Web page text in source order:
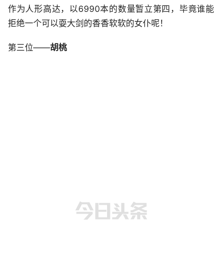
作为人形高达，以6990本的数量暂立第四，毕竟谁能
拒绝一个可以耍大剑的香香软软的女仆呢！
第三位——胡桃